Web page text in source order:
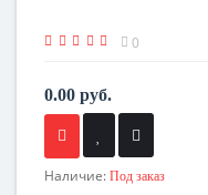
0
0.00 руб.
Наличие: Под заказ